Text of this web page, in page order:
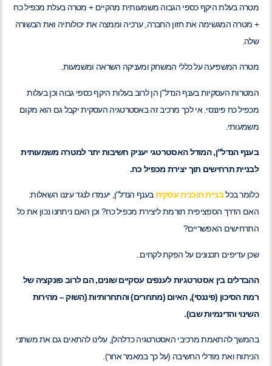
מטרה בעלת היקף כספי הגבוה משמעותית מהקיים + מטרה בעלת מכפיל כח
+ מטרה המגשימה את חזון החברה, ערכיה וממצה את יכולותיה ואת הבשורה
שלה.
מטרה המשפיעה על כללי המשחק ומעניקה השראה ומשמעות.
המטרות העסקיות בענף הנדל"ן הן לרוב בעלות היקף כספי גבוה וכן בעלות
מכפיל כח פיננסי. אי לכך מרכיב זה באסטרטגיה העסקית יקבל גם הוא מקום
משמעותי.
בענף הנדל"ן, המודל האסטרטגי יעניק חשיבות יתר למטרה משמעותית
לבניית תרחישים תוך יצירת מכפיל כח.
כלומר בכלבניית תוכנית עסקיתבענף הנדל"ן, יעמדו לנגד עיננו השאלות:
האם הדרך הספציפית תורמת ליצירת מכפיל כח? וכן האם ניתחנו נכון את כל
התרחישים האפשריים?
שכן עדיפים תכנונים על הפקת לקחים..
ההבדלים בין אסטרטגיות לענפים עסקיים שונים, הם לרוב פונקציה של
רמת הסיכון (פיננסי), האיום (מתחרים) והתחרותיות (השוק – מהירות
השינוי והדינמיות שבו).
בהמשך להתאמת מרכיבי האסטרטגיה כדלהלן, עלינו להתאים גם את משתני
הניתוח ואת מודלי החשיבה (על כך במאמר אחר).